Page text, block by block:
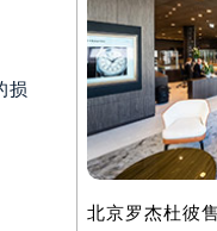
损
北京罗杰杜彼